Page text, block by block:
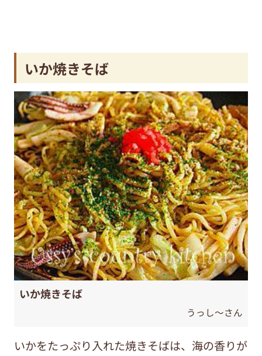
いか焼きそば
いか焼きそば
うっし〜さん
いかをたっぷり入れた焼きそばは、海の香りが